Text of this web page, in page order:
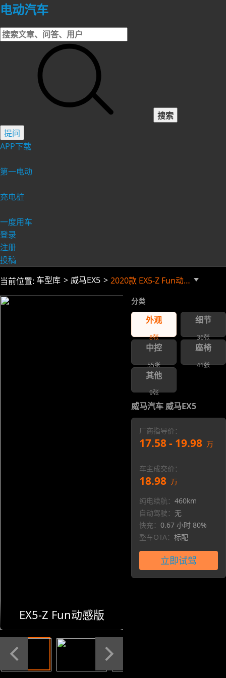
电动汽车
搜索
提问
APP下载
第一电动
充电桩
一度用车
登录
注册
投稿
当前位置: 车型库 威马EX5 2020款 EX5-Z Fun动感版 停售
EX5-Z Fun动感版
分类
外观
8张
细节
36张
中控
55张
座椅
41张
其他
9张
威马汽车 威马EX5
厂商指导价：
17.58 - 19.98 万
车主成交价：
18.98 万
纯电续航： 460km
自动驾驶： 无
快充： 0.67 小时 80%
整车OTA： 标配
立即试驾